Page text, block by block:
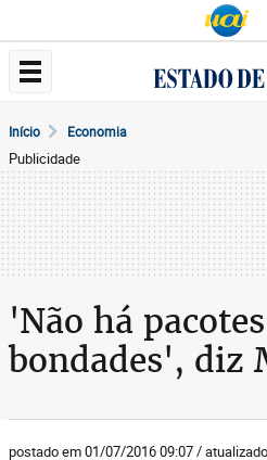
Início Economia
Publicidade
'Não há
bondades', diz
postado em 01/07/2016 09:07 /